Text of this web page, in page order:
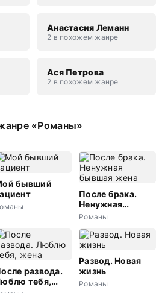
Анастасия Леманн
2 в похожем жанре
Ася Петрова
2 в похожем жанре
«Романы»
бывший
После брака.
Ненужная
бывшая жена
Романы
развода.
тебя,
Развод. Новая
жизнь
Романы